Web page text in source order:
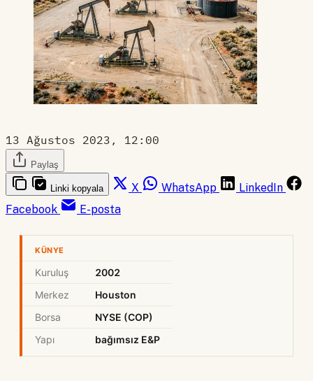
13 Ağustos 2023, 12:00
Paylaş
Linki kopyala X WhatsApp
LinkedIn
Facebook
E-posta
KÜNYE
Kuruluş
2002
Merkez
Houston
Borsa
NYSE (COP)
Yapı
bağımsız E&P